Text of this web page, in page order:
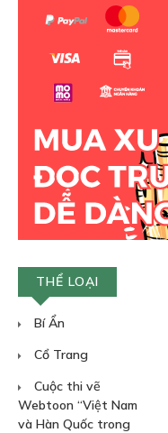
THỂ LOẠI
Bí Ẩn
Cổ Trang
Cuộc thi vẽ
Webtoon “Việt Nam
và Hàn Quốc trong